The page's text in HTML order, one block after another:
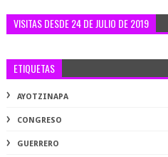
VISITAS DESDE 24 DE JULIO DE 2019
ETIQUETAS
AYOTZINAPA
CONGRESO
GUERRERO